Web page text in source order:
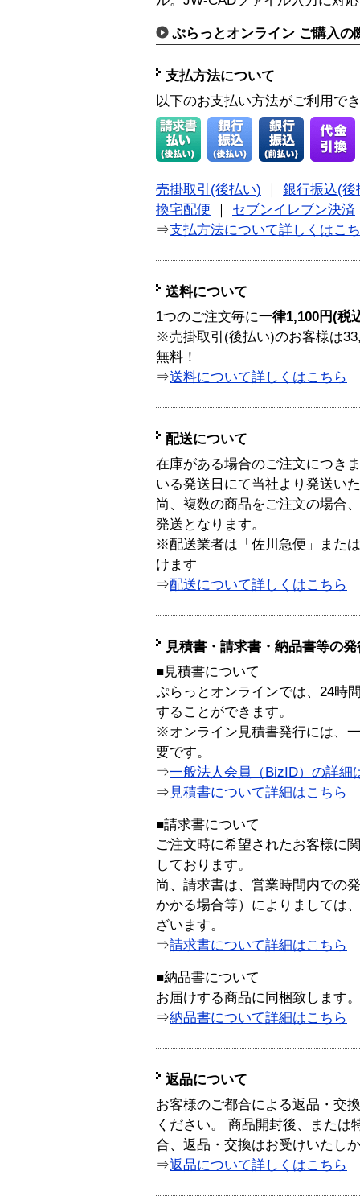
ぷらっとオンライン ご購入の
支払方法について
以下のお支払い方法がご利用で
売掛取引(後払い)
銀行振込(後
換宅配便
セブンイレブン決済
⇒支払方法について詳しくはこ
送料について
1つのご注文毎に一律1,100円(税
※売掛取引(後払い)のお客様は
無料！
⇒送料について詳しくはこちら
配送について
在庫がある場合のご注文につき
いる発送日にて当社より発送い
尚、複数の商品をご注文の場合
発送となります。
※配送業者は「佐川急便」また
けます
⇒配送について詳しくはこちら
見積書・請求書・納品書等の
■見積書について
ぷらっとオンラインでは、24時
することができます。
※オンライン見積書発行には、
要です。
⇒一般法人会員（BizID）の詳細
⇒ 見積書について詳細はこちら
■請求書について
ご注文時に希望されたお客様に
しております。
尚、請求書は、営業時間内での
かかる場合等）によりましては
ざいます。
⇒請求書について詳細はこちら
■納品書について
お届けする商品に同梱致します。
⇒納品書について詳細はこちら
返品について
お客様のご都合による返品・交
ください。 商品開封後、または
合、返品・交換はお受けいたし
⇒返品について詳しくはこちら